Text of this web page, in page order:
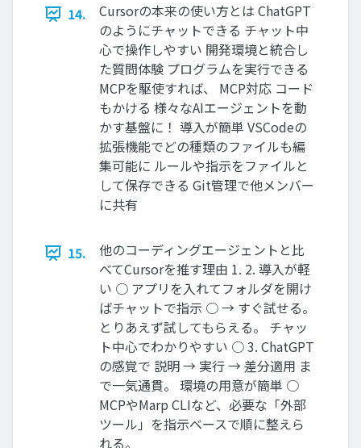
14.
Cursorの本来の使い方とは ChatGPT
のようにチャットできる チャット中
心で操作しやすい 開発環境と統合し
た質問体験 プログラムを実行できる
MCPを駆使すれば、 MCP対応 コード
もかける 様々なAIエージェントを動
かす基盤に！ 導入が簡単 VSCodeの
拡張機能でどの種類のファイルも編
集可能に ルールや指示をファイルと
して保存できる Git管理で他メンバー
に共有
15.
他のコーディングエージェントと比
べてCursorを推す理由 1. 2. 導入が軽
い ○ アプリを入れてフォルダを開け
ばチャットで指示 ○ → すぐ試せる。
とりあえず試してもらえる。 チャッ
ト中心でわかりやすい ○ 3. ChatGPT
の感覚で 説明 → 実行 → 差分適用 ま
で一気通貫。 環境の用意が簡単 ○
MCPやMarp CLIなど、必要な「外部
ツール」を指示ベースで順に整えら
れる。